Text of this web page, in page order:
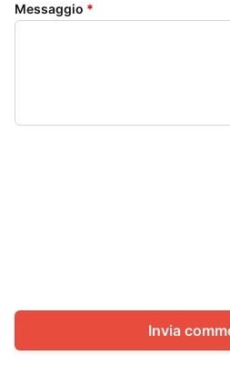
Messaggio *
Invia